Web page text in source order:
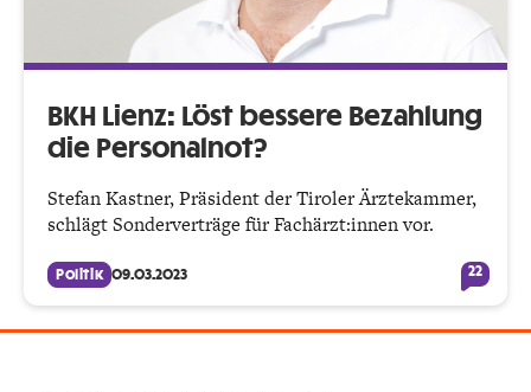
BKH Lienz: Löst bessere Bezahlung
die Personalnot?
Stefan Kastner, Präsident der Tiroler Ärztekammer,
schlägt Sonderverträge für Fachärzt:innen vor.
Politik 09.03.2023 22